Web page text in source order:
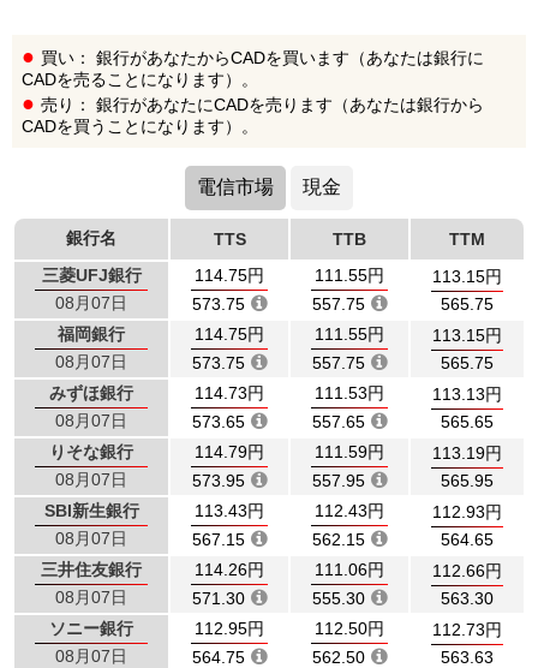
買い： 銀行があなたからCADを買います（あなたは銀行に
CADを売ることになります）。
売り： 銀行があなたにCADを売ります（あなたは銀行から
CADを買うことになります）。
電信市場 現金
銀行名 TTS TTB
TTM
三菱UFJ銀行
08月07日
114.75円
573.75
111.55円
557.75
113.15円
565.75
福岡銀行
08月07日
114.75円
573.75
111.55円
557.75
113.15円
565.75
みずほ銀行
08月07日
114.73円
573.65
111.53円
557.65
113.13円
565.65
りそな銀行
08月07日
114.79円
573.95
111.59円
557.95
113.19円
565.95
SBI新生銀行
08月07日
113.43円
567.15
112.43円
562.15
112.93円
564.65
三井住友銀行
08月07日
114.26円
571.30
111.06円
555.30
112.66円
563.30
ソニー銀行
08月07日
112.95円
564.75
112.50円
562.50
112.73円
563.63